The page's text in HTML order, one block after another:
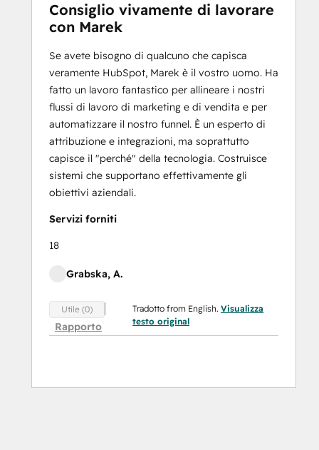
Consiglio vivamente di lavorare
con Marek
Se avete bisogno di qualcuno che capisca
veramente HubSpot, Marek è il vostro uomo. Ha
fatto un lavoro fantastico per allineare i nostri
flussi di lavoro di marketing e di vendita e per
automatizzare il nostro funnel. È un esperto di
attribuzione e integrazioni, ma soprattutto
capisce il "perché" della tecnologia. Costruisce
sistemi che supportano effettivamente gli
obiettivi aziendali.
Servizi forniti
18
Grabska, A.
Utile (0)
Rapporto
Tradotto from English.Visualizza
testo original